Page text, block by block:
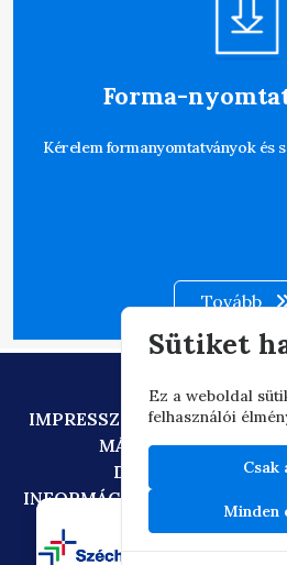
Forma-
Kérelem formanyomtatványok és
Tovább
IMPRESSZUMADATVÉDELEM
MÁSOLATKÉSZÍTÉSI
DIGITÁLIS
INFORMÁCIÓÁTADÁSI
Sütiket
Ez a weboldal
felhasználói
Csak
Minden